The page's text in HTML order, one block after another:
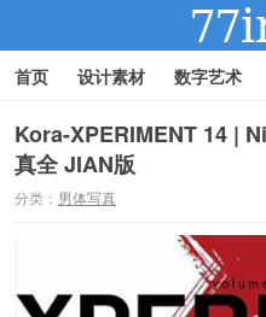
首页 设计素材 数字艺术
Kora-XPERIMENT 14 |
真全 JIAN版
分类： 男体写真